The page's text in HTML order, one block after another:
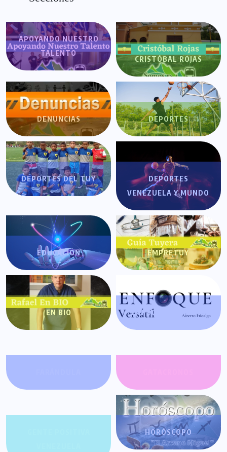
APOYANDO NUESTRO
TALENTO
CRISTÓBAL ROJAS
DENUNCIAS DEPORTES
DEPORTES DEL TUY
DEPORTES
VENEZUELA Y MUNDO
EDUCACIÓN EMPRETUY
EN BIO ENFOQUE VERSÁTIL
HORÓSCOPO